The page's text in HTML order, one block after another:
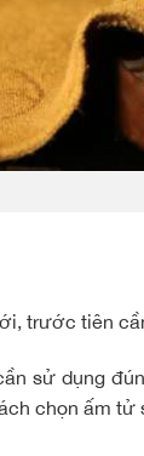
trước tiên
sử dụng
chọn ấm tử